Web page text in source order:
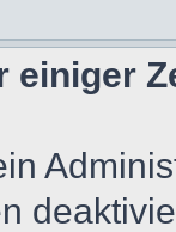
einiger